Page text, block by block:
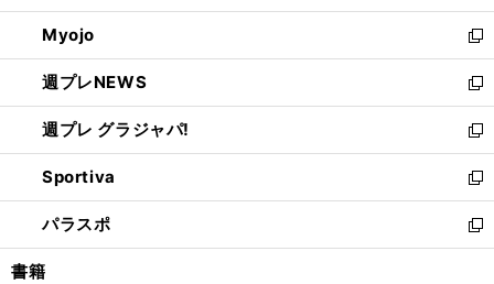
開
く
ウ
で
開
く
ン
ド
ウ
で
開
く
ウ
ィ
ン
ド
ウ
で
開
く
Myojo
新
し
い
ウ
ィ
ン
ド
ウ
で
開
週プレNEWS
新
し
い
ウ
ィ
ン
ド
ウ
週プレ グラジャパ!
新
し
い
ウ
ィ
ン
Sportiva
新
し
い
ウ
パラスポ
新
し
書籍